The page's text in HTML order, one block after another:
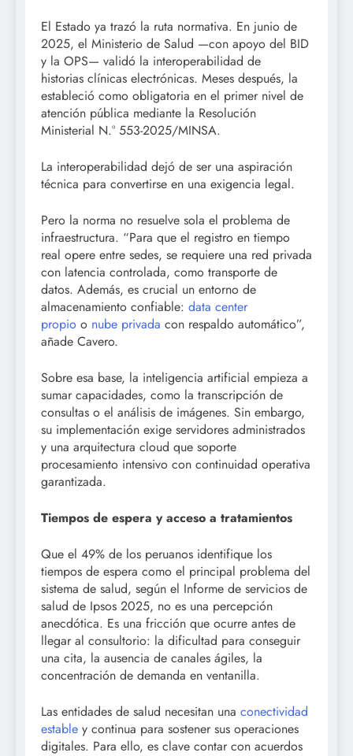
El Estado ya trazó la ruta normativa. En junio de
2025, el Ministerio de Salud —con apoyo del BID
y la OPS— validó la interoperabilidad de
historias clínicas electrónicas. Meses después, la
estableció como obligatoria en el primer nivel de
atención pública mediante la Resolución
Ministerial N.° 553-2025/MINSA.
La interoperabilidad dejó de ser una aspiración
técnica para convertirse en una exigencia legal.
Pero la norma no resuelve sola el problema de
infraestructura. “Para que el registro en tiempo
real opere entre sedes, se requiere una red privada
con latencia controlada, como transporte de
datos. Además, es crucial un entorno de
almacenamiento confiable: data center
propio o nube privada con respaldo automático”,
añade Cavero.
Sobre esa base, la inteligencia artificial empieza a
sumar capacidades, como la transcripción de
consultas o el análisis de imágenes. Sin embargo,
su implementación exige servidores administrados
y una arquitectura cloud que soporte
procesamiento intensivo con continuidad operativa
garantizada.
Tiempos de espera y acceso a tratamientos
Que el 49% de los peruanos identifique los
tiempos de espera como el principal problema del
sistema de salud, según el Informe de servicios de
salud de Ipsos 2025, no es una percepción
anecdótica. Es una fricción que ocurre antes de
llegar al consultorio: la dificultad para conseguir
una cita, la ausencia de canales ágiles, la
concentración de demanda en ventanilla.
Las entidades de salud necesitan una conectividad
estable y continua para sostener sus operaciones
digitales. Para ello, es clave contar con acuerdos